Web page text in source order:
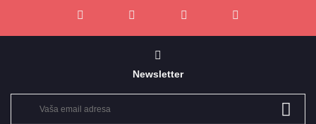
Newsletter